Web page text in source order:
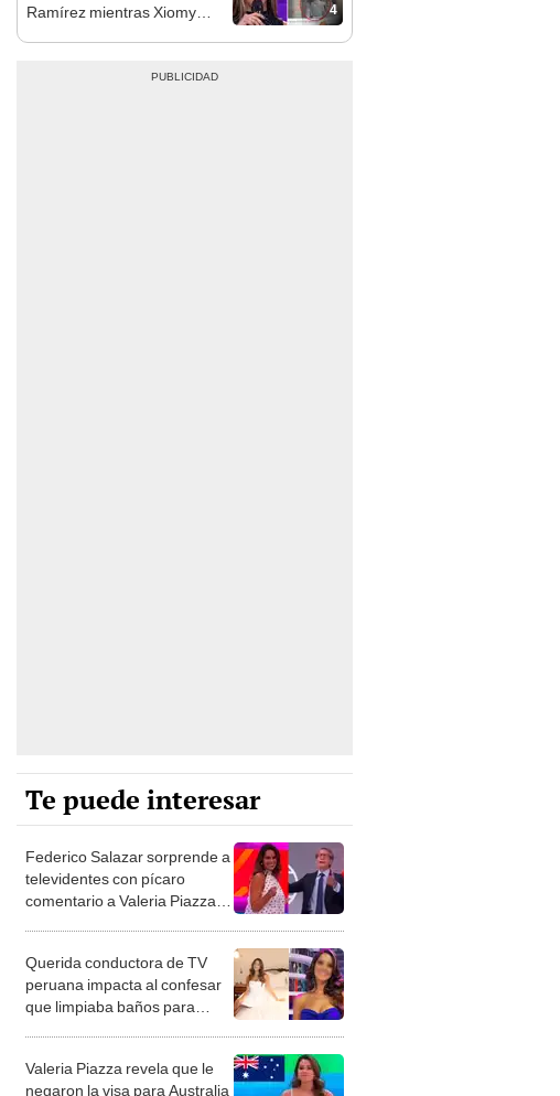
4
Ramírez mientras Xiomy
Te puede interesar
Federico Salazar sorprende a
televidentes con pícaro
comentario a Valeria Piazza:
Querida conductora de TV
peruana impacta al confesar
que limpiaba baños para
Valeria Piazza revela que le
negaron la visa para Australia